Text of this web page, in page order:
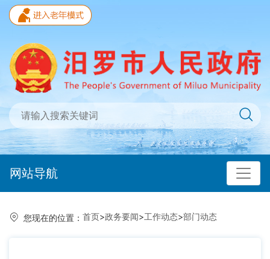
网站导航
您现在的位置： 首页>政务要闻>工作动态>部门动态